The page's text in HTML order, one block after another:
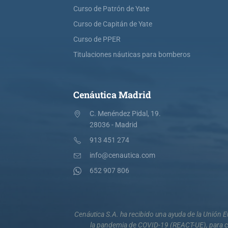
Curso de Patrón de Yate
Curso de Capitán de Yate
Curso de PPER
Titulaciones náuticas para bomberos
Cenáutica Madrid
C. Menéndez Pidal, 19.
28036 - Madrid
913 451 274
info@cenautica.com
652 907 806
Cenáutica S.A. ha recibido una ayuda de la
la pandemia de COVID-19 (REACT-UE),